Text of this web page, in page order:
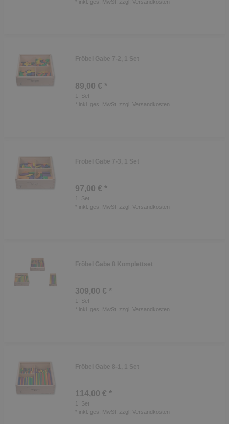
* inkl. ges. MwSt. zzgl. Versandkosten
Fröbel Gabe 7-2, 1 Set
89,00 € *
1
Set
* inkl. ges. MwSt. zzgl. Versandkosten
Fröbel Gabe 7-3, 1 Set
97,00 € *
1
Set
* inkl. ges. MwSt. zzgl. Versandkosten
Fröbel Gabe 8 Komplettset
309,00 € *
1
Set
* inkl. ges. MwSt. zzgl. Versandkosten
Fröbel Gabe 8-1, 1 Set
114,00 € *
1
Set
* inkl. ges. MwSt. zzgl. Versandkosten